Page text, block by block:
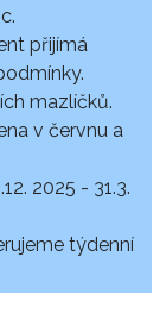
přijímá
mazlíčků.
v červnu a
2025 - 31.3.
týdenní